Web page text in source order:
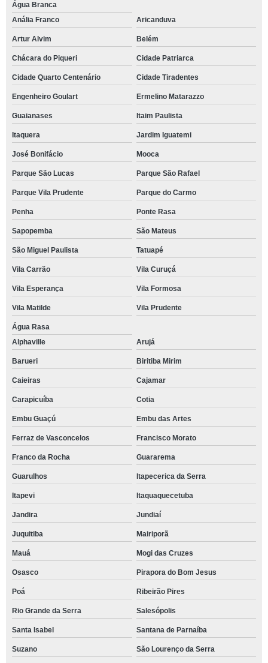
Água Branca
Anália Franco
Aricanduva
Artur Alvim Belém
Chácara do Piqueri Cidade Patriarca
Cidade Quarto Centenário Cidade Tiradentes
Engenheiro Goulart Ermelino Matarazzo
Guaianases Itaim Paulista
Itaquera Jardim Iguatemi
José Bonifácio Mooca
Parque São Lucas Parque São Rafael
Parque Vila Prudente Parque do Carmo
Penha Ponte Rasa
Sapopemba São Mateus
São Miguel Paulista Tatuapé
Vila Carrão Vila Curuçá
Vila Esperança Vila Formosa
Vila Matilde Vila Prudente
Água Rasa
Alphaville
Arujá
Barueri Biritiba Mirim
Caieiras Cajamar
Carapicuíba Cotia
Embu Guaçú Embu das Artes
Ferraz de Vasconcelos Francisco Morato
Franco da Rocha Guararema
Guarulhos Itapecerica da Serra
Itapevi Itaquaquecetuba
Jandira Jundiaí
Juquitiba Mairiporã
Mauá Mogi das Cruzes
Osasco Pirapora do Bom Jesus
Poá Ribeirão Pires
Rio Grande da Serra Salesópolis
Santa Isabel Santana de Parnaíba
Suzano São Lourenço da Serra